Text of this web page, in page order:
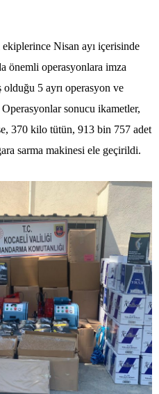
Nisan ayı içerisinde
önemli operasyonlara imza
olduğu 5 ayrı operasyon ve
sonucu ikametler,
370 kilo tütün, 913 bin 757 adet
sarma makinesi ele geçirildi.